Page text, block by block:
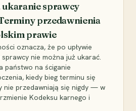
ukaranie sprawcy
przedawnienia
prawie
oznacza, że po upływie
nie można już ukarać.
państwo na ściganie
kiedy bieg terminu się
nie przedawniają się nigdy — w
Kodeksu karnego i